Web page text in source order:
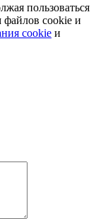
пользоваться
файлов cookie и
cookie и